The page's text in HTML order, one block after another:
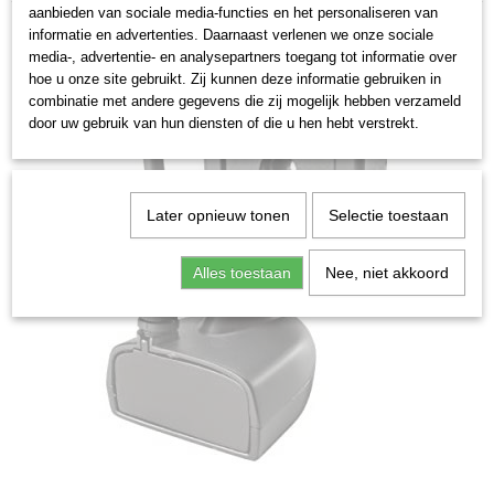
aanbieden van sociale media-functies en het personaliseren van
informatie en advertenties. Daarnaast verlenen we onze sociale
media-, advertentie- en analysepartners toegang tot informatie over
hoe u onze site gebruikt. Zij kunnen deze informatie gebruiken in
combinatie met andere gegevens die zij mogelijk hebben verzameld
door uw gebruik van hun diensten of die u hen hebt verstrekt.
Later opnieuw tonen Selectie toestaan
Alles toestaan Nee, niet akkoord